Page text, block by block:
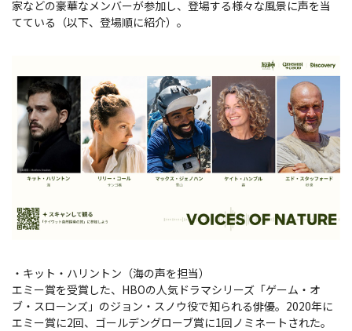
家などの豪華なメンバーが参加し、登場する様々な風景に声を当
てている（以下、登場順に紹介）。
・キット・ハリントン（海の声を担当）
エミー賞を受賞した、HBOの人気ドラマシリーズ「ゲーム・オ
ブ・スローンズ」のジョン・スノウ役で知られる俳優。2020年に
エミー賞に2回、ゴールデングローブ賞に1回ノミネートされた。